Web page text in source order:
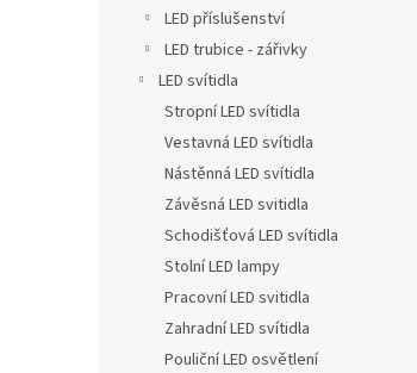
LED příslušenství
LED trubice - zářivky
LED svítidla
Stropní LED svítidla
Vestavná LED svítidla
Nástěnná LED svítidla
Závěsná LED svitidla
Schodišťová LED svítidla
Stolní LED lampy
Pracovní LED svitidla
Zahradní LED svítidla
Pouliční LED osvětlení